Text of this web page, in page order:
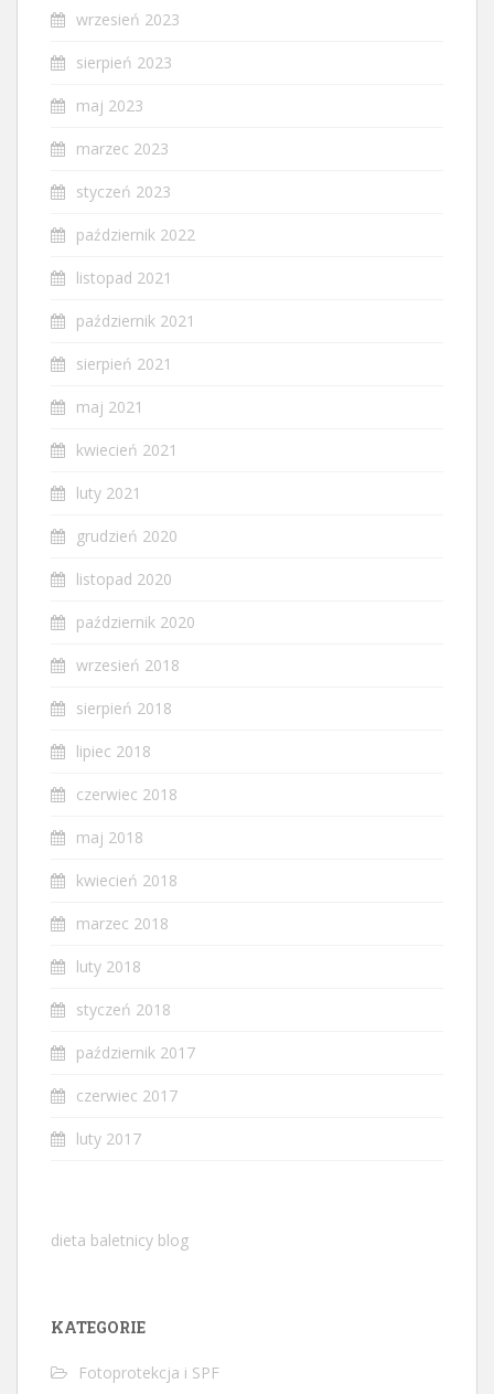
wrzesień 2023
sierpień 2023
maj 2023
marzec 2023
styczeń 2023
październik 2022
listopad 2021
październik 2021
sierpień 2021
maj 2021
kwiecień 2021
luty 2021
grudzień 2020
listopad 2020
październik 2020
wrzesień 2018
sierpień 2018
lipiec 2018
czerwiec 2018
maj 2018
kwiecień 2018
marzec 2018
luty 2018
styczeń 2018
październik 2017
czerwiec 2017
luty 2017
dieta baletnicy blog
KATEGORIE
Fotoprotekcja i SPF